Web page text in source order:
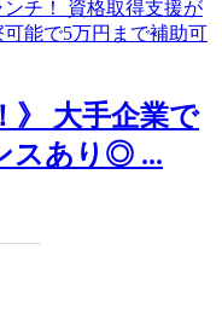
》 大手企業で
スあり◎ ...